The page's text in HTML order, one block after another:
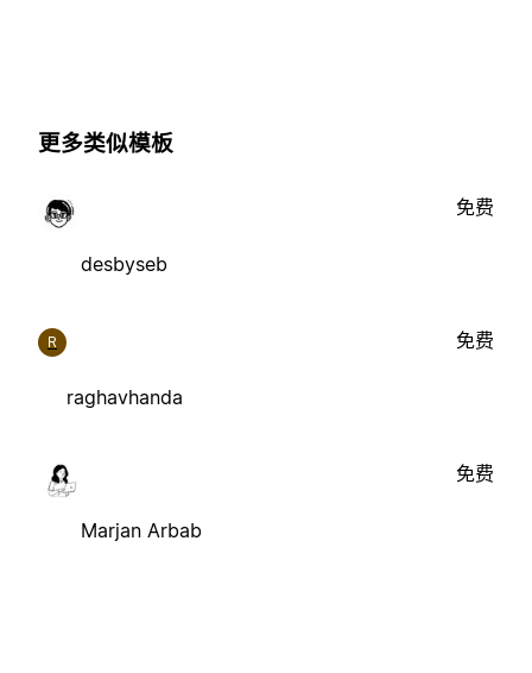
更多类似模板
desbyseb
免费
R
raghavhanda
免费
Marjan Arbab
免费